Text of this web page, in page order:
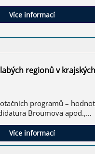
Více informací
regionů v
programů –
Broumova apod.,…
Více informací